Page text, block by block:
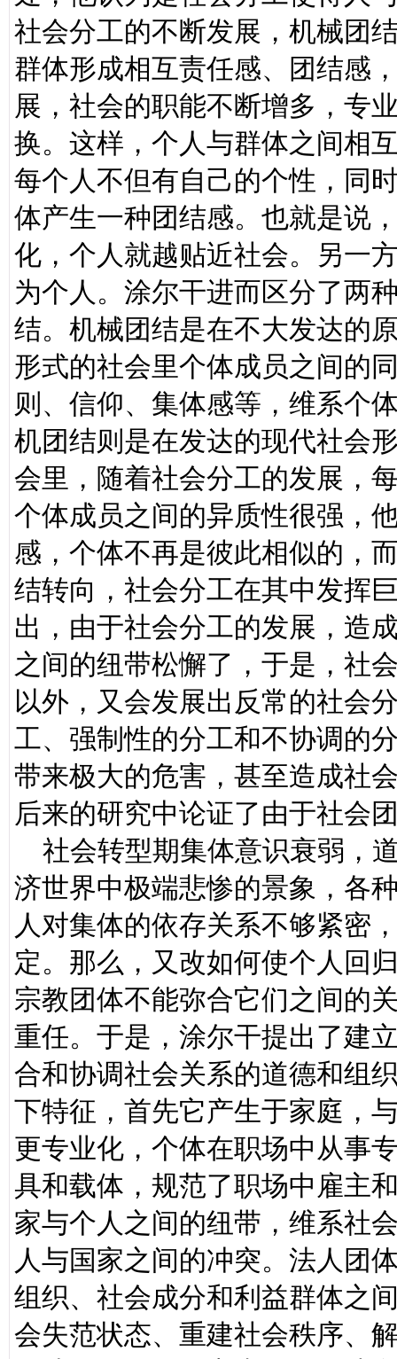
社会分工的不断发展，机械团
群体形成相互责任感、团结感
展，社会的职能不断增多，专
换。这样，个人与群体之间相
每个人不但有自己的个性，同
体产生一种团结感。也就是说
化，个人就越贴近社会。另一
为个人。涂尔干进而区分了两
结。机械团结是在不大发达的
形式的社会里个体成员之间的
则、信仰、集体感等，维系个
机团结则是在发达的现代社会
会里，随着社会分工的发展，
个体成员之间的异质性很强，
感，个体不再是彼此相似的，
结转向，社会分工在其中发挥
出，由于社会分工的发展，造
之间的纽带松懈了，于是，社
以外，又会发展出反常的社会
工、强制性的分工和不协调的
带来极大的危害，甚至造成社
后来的研究中论证了由于社会
社会转型期集体意识衰弱，
济世界中极端悲惨的景象，各
人对集体的依存关系不够紧密
定。那么，又改如何使个人回
宗教团体不能弥合它们之间的
重任。于是，涂尔干提出了建
合和协调社会关系的道德和组
下特征，首先它产生于家庭，
更专业化，个体在职场中从事
具和载体，规范了职场中雇主
家与个人之间的纽带，维系社
人与国家之间的冲突。法人团
组织、社会成分和利益群体之
会失范状态、重建社会秩序、